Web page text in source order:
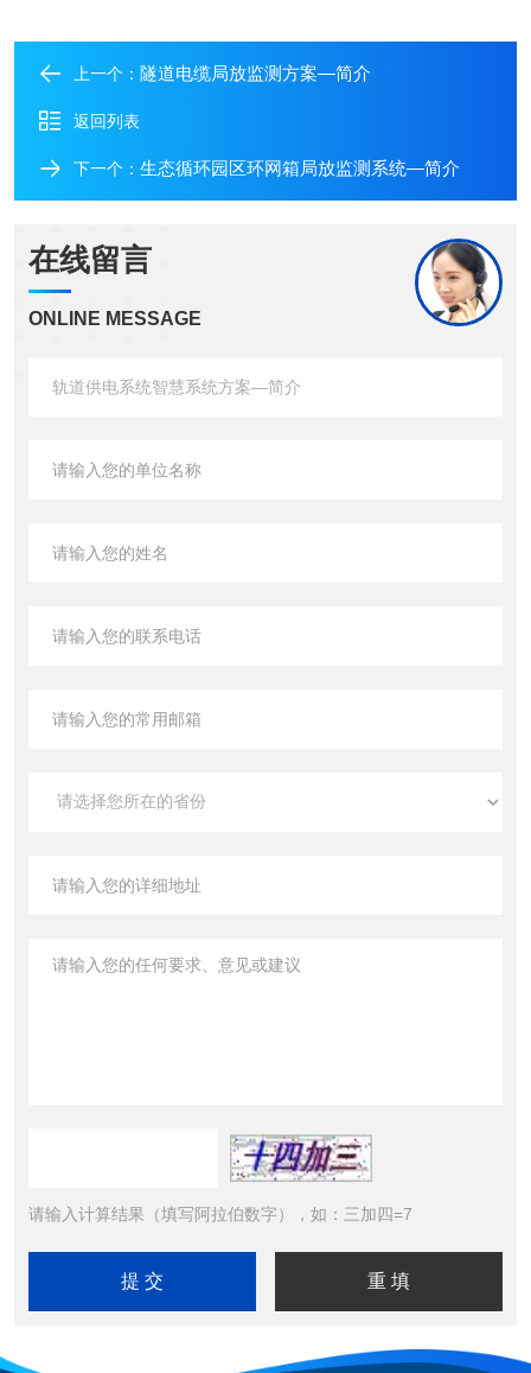
上一个： 隧道电缆局放监测方案—简介
返回列表
下一个： 生态循环园区环网箱局放监测系统—简介
在线留言
ONLINE MESSAGE
请输入计算结果（填写阿拉伯数字），如：三加四=7